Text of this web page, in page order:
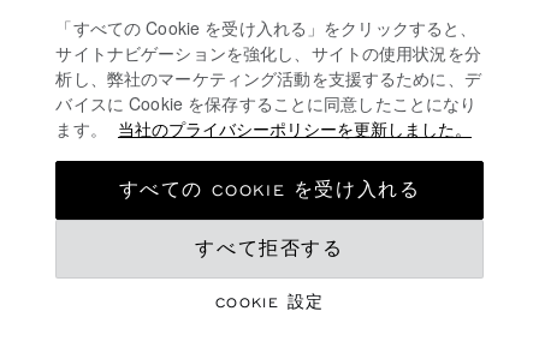
ニュースレターを購読
プライバシーポリシー
クッキーポリシー
ご利用規約
「すべての Cookie を受け入れる」をクリックすると、
サイトナビゲーションを強化し、サイトの使用状況を分
析し、弊社のマーケティング活動を支援するために、デ
バイスに Cookie を保存することに同意したことになり
ます。
当社のプライバシーポリシーを更新しました。
COOKIE 設定
すべて拒否する
すべての COOKIE を受け入れる